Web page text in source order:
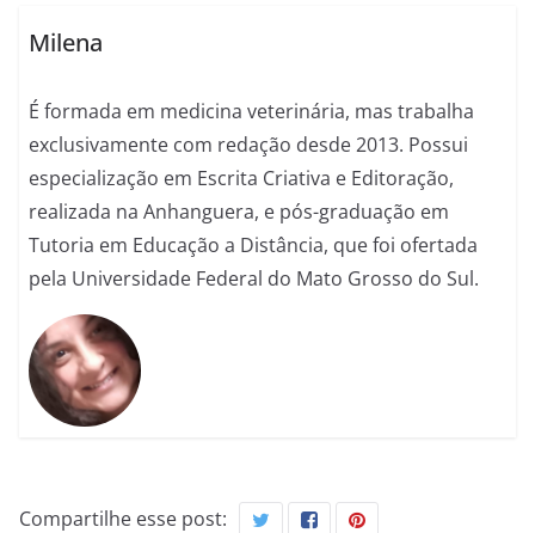
Milena
É formada em medicina veterinária, mas trabalha
exclusivamente com redação desde 2013. Possui
especialização em Escrita Criativa e Editoração,
realizada na Anhanguera, e pós-graduação em
Tutoria em Educação a Distância, que foi ofertada
pela Universidade Federal do Mato Grosso do Sul.
Compartilhe esse post: